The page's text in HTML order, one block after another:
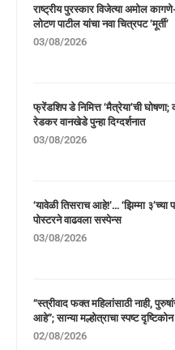
राष्ट्रीय पुरस्कार विजेत्या अमोल
लोटण पाटील यांचा नवा चित्रपट ‘मूर्ती’
03/08/2026
फ्रेंडशिप डे निमित्त ‘मैत्रेया’ची घोषणा;
रेडकर वानखेडे पुन्हा दिग्दर्शनात
03/08/2026
‘यावेळी तिसराच आहे!’… ‘झिम्मा ३’च्या
पोस्टरने वाढवला सस्पेन्स
03/08/2026
“स्त्रीवाद फक्त महिलांसाठी नाही,
आहे”; सान्या मल्होत्राचा स्पष्ट दृष्टिकोन
02/08/2026